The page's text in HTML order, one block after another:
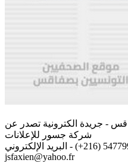
- جريدة الكترونية تصدر عن
شركة جسور للإعلانات
للإتصال أو نشر الردود الهاتف 54779966 (216+) - البريد الإلكتروني
jsfaxien@yahoo.fr